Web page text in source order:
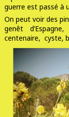
guerre est passé à
On peut voir des
genêt
centenaire, cyste,